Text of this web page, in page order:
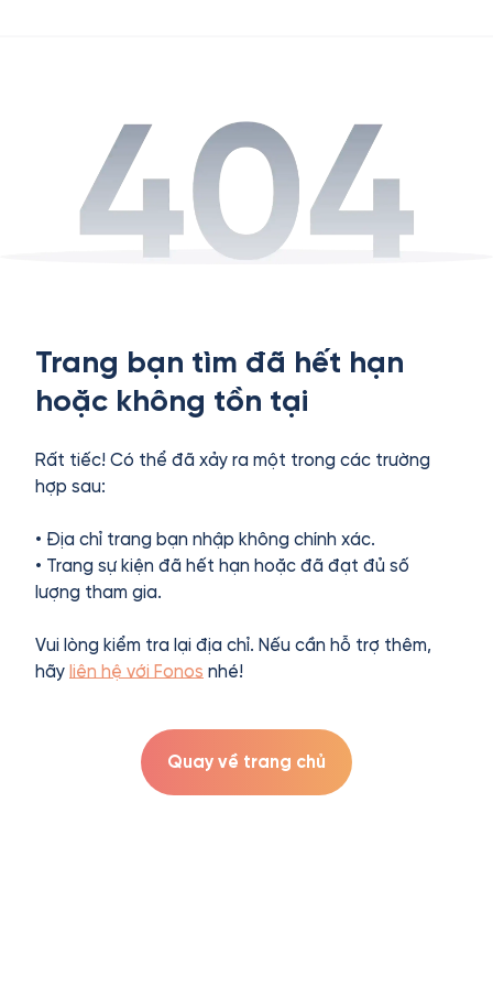
Trang bạn tìm đã hết hạn
hoặc không tồn tại
Rất tiếc! Có thể đã xảy ra một trong các trường
hợp sau:
• Địa chỉ trang bạn nhập không chính xác.
• Trang sự kiện đã hết hạn hoặc đã đạt đủ số
lượng tham gia.
Vui lòng kiểm tra lại địa chỉ. Nếu cần hỗ trợ thêm,
hãy liên hệ với Fonos nhé!
Quay về trang chủ